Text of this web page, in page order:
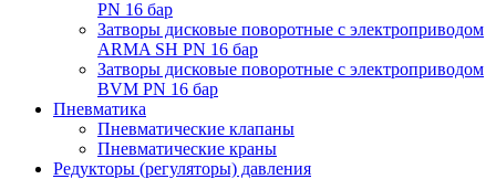
PN 16 бар
Затворы дисковые поворотные с электроприводом
ARMA SH PN 16 бар
Затворы дисковые поворотные с электроприводом
BVM PN 16 бар
Пневматика
Пневматические клапаны
Пневматические краны
Редукторы (регуляторы) давления